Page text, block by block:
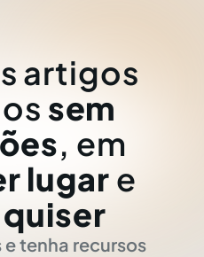
artigos
sem
, em
lugar e
e tenha recursos